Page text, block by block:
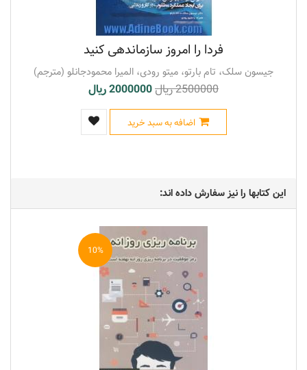
فردا را امروز سازماندهی کنید
جیسون سلک، تام بارتو، میتو رودی، المیرا محمودجانلو (مترجم)
2500000 ریال 2000000 ریال
اضافه به سبد خرید
این کتابها را نیز سفارش داده اند:
10%